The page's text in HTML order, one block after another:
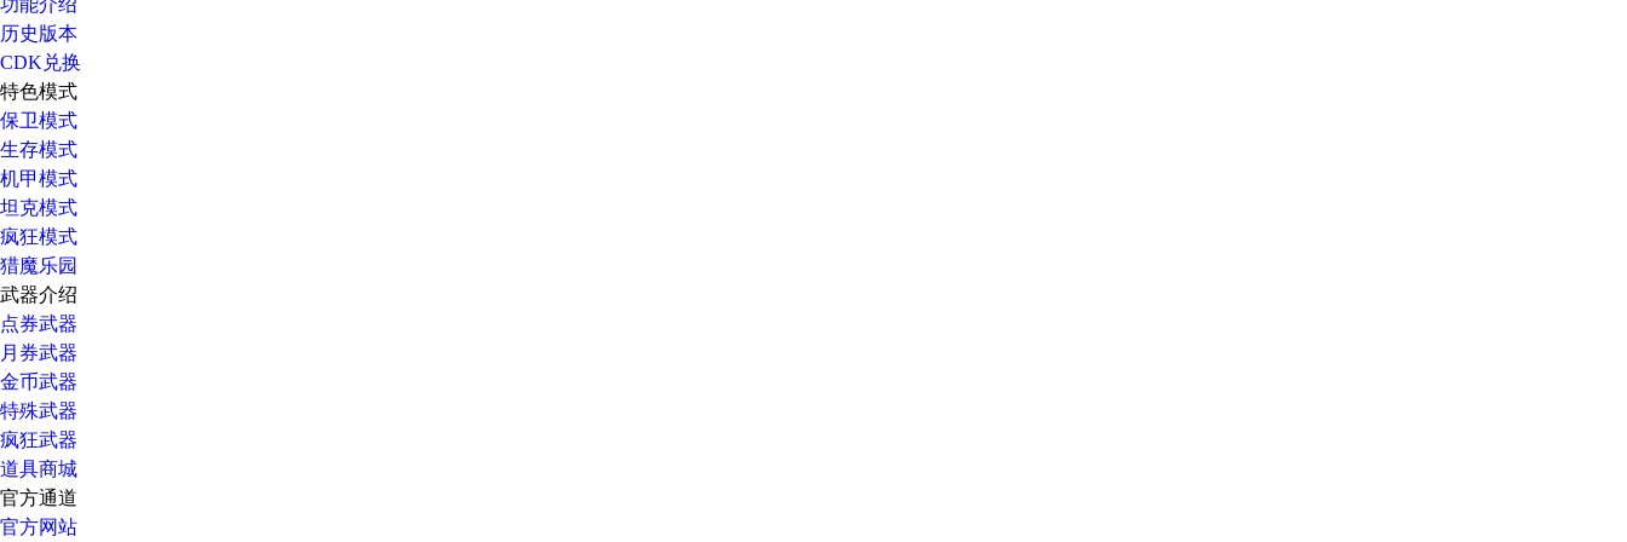
功能介绍
历史版本
CDK兑换
特色模式
保卫模式
生存模式
机甲模式
坦克模式
疯狂模式
猎魔乐园
武器介绍
点券武器
月券武器
金币武器
特殊武器
疯狂武器
道具商城
官方通道
官方网站